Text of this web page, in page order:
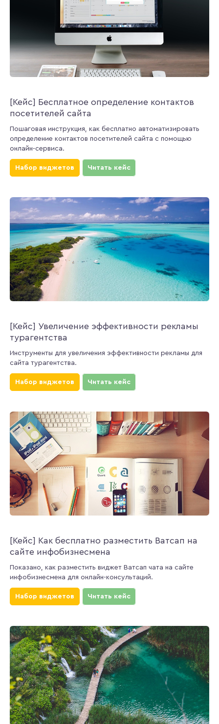
[Кейс] Бесплатное определение контактов
посетителей сайта
Пошаговая инструкция, как бесплатно автоматизировать
определение контактов посетителей сайта с помощью
онлайн-сервиса.
Набор виджетов Читать кейс
[Кейс] Увеличение эффективности рекламы
турагентства
Инструменты для увеличения эффективности рекламы для
сайта турагентства.
Набор виджетов Читать кейс
[Кейс] Как бесплатно разместить Ватсап на
сайте инфобизнесмена
Показано, как разместить виджет Ватсап чата на сайте
инфобизнесмена для онлайн-консультаций.
Набор виджетов Читать кейс